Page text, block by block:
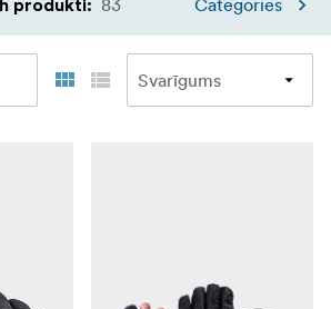
produkti: Categories